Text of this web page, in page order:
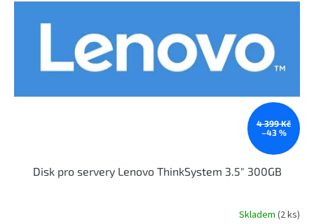
4 399 Kč
–43 %
Disk pro servery Lenovo ThinkSystem 3.5" 300GB
Skladem (2 ks)